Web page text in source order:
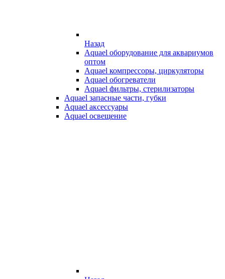
Назад
Aquael оборудование для аквариумов
оптом
Aquael компрессоры, циркуляторы
Aquael обогреватели
Aquael фильтры, стерилизаторы
Aquael запасные части, губки
Aquael аксессуары
Aquael освещение